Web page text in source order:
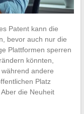
Patent kann die
bevor auch nur die
Plattformen sperren
könnten,
andere
Platz
die Neuheit